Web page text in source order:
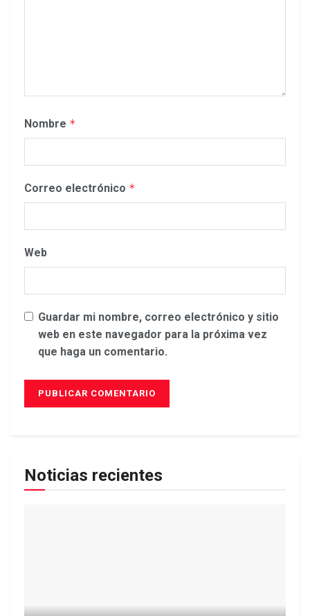
Nombre *
Correo electrónico *
Web
Guardar mi nombre, correo electrónico y sitio
web en este navegador para la próxima vez
que haga un comentario.
Noticias recientes